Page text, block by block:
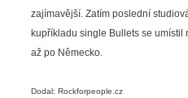
zajímavější. Zatím poslední
kupříkladu single Bullets se
až po Německo.
Dodal: Rockforpeople.cz